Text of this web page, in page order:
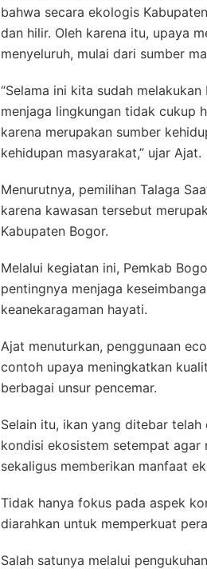
bahwa secara ekologis
dan hilir. Oleh karena itu, upaya
menyeluruh, mulai dari sumber
“Selama ini kita sudah
menjaga lingkungan tidak cukup
karena merupakan sumber
kehidupan masyarakat,” ujar Ajat.
Menurutnya, pemilihan Talaga
karena kawasan tersebut
Kabupaten Bogor.
Melalui kegiatan ini, Pemkab
pentingnya menjaga
keanekaragaman hayati.
Ajat menuturkan, penggunaan
contoh upaya meningkatkan
berbagai unsur pencemar.
Selain itu, ikan yang ditebar
kondisi ekosistem setempat agar
sekaligus memberikan manfaat
Tidak hanya fokus pada aspek
diarahkan untuk memperkuat
Salah satunya melalui